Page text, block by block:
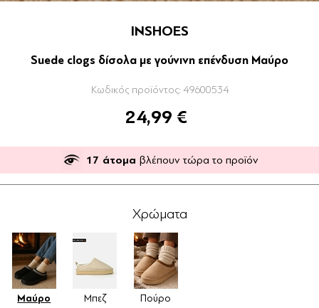
INSHOES
Suede clogs δίσολα με γούνινη επένδυση Μαύρο
Κωδικός προϊόντος: 49600534
24,99 €
17 άτομα βλέπουν τώρα το προϊόν
Χρώματα
Μαύρο Μπεζ Πούρο